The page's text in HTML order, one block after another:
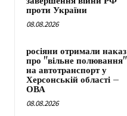
проти України
08.08.2026
росіяни отримали наказ
про "вільне полювання"
на автотранспорт у
Херсонській області –
ОВА
08.08.2026